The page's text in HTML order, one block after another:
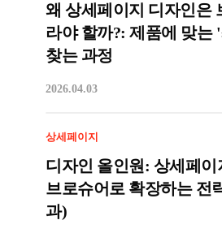
왜 상세페이지 디자인은
라야 할까?: 제품에 맞는
찾는 과정
2026.04.03
상세페이지
디자인 올인원: 상세페이
브로슈어로 확장하는 전
과)